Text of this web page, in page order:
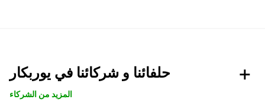
حلفائنا و شركائنا في يوربكار
المزيد من الشركاء